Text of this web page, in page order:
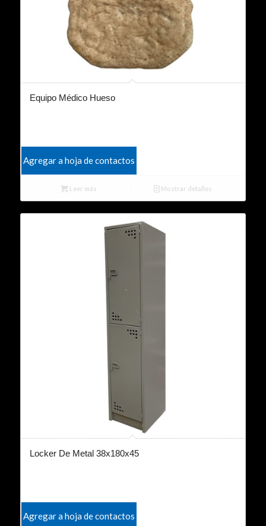
Equipo Médico Hueso
Agregar a hoja de contactos
Leer más Mostrar detalles
Locker De Metal 38x180x45
Agregar a hoja de contactos